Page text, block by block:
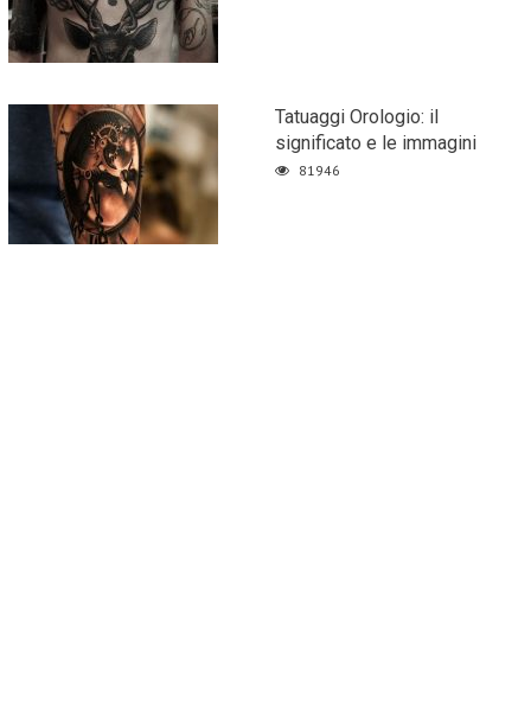
Tatuaggi Orologio: il
significato e le immagini
81946